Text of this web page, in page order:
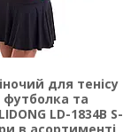
для тенісу
футболка та
LD-1834B S-